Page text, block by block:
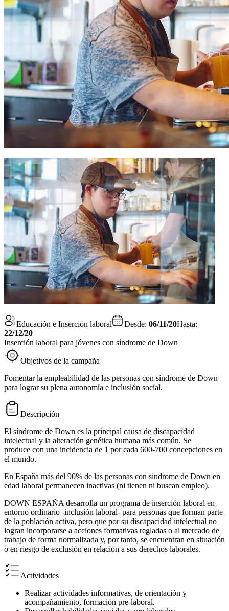
Educación e Inserción laboral Desde: 06/11/20Hasta:
22/12/20
Inserción laboral para jóvenes con síndrome de Down
Objetivos de la campaña
Fomentar la empleabilidad de las personas con síndrome de Down
para lograr su plena autonomía e inclusión social.
Descripción
El síndrome de Down es la principal causa de discapacidad
intelectual y la alteración genética humana más común. Se
produce con una incidencia de 1 por cada 600-700 concepciones en
el mundo.
En España más del 90% de las personas con síndrome de Down en
edad laboral permanecen inactivas (ni tienen ni buscan empleo).
DOWN ESPAÑA desarrolla un programa de inserción laboral en
entorno ordinario -inclusión laboral- para personas que forman parte
de la población activa, pero que por su discapacidad intelectual no
logran incorporarse a acciones formativas regladas o al mercado de
trabajo de forma normalizada y, por tanto, se encuentran en situación
o en riesgo de exclusión en relación a sus derechos laborales.
Actividades
Realizar actividades informativas, de orientación y
acompañamiento, formación pre-laboral.